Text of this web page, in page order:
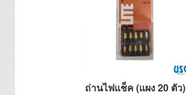
ถ่านไฟแช็ค (แผง 20 ตัว)